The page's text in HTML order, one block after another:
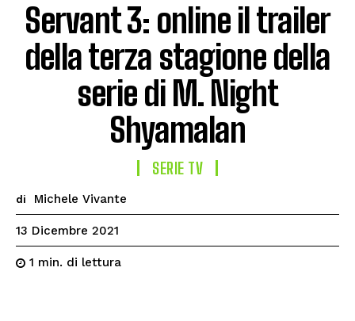
Servant 3: online il trailer
della terza stagione della
serie di M. Night
Shyamalan
SERIE TV
di Michele Vivante
13 Dicembre 2021
1 min. di lettura